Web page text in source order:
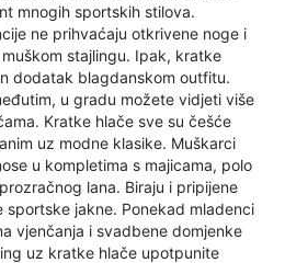
mnogih sportskih stilova.
ne prihvaćaju otkrivene noge i
stajlingu. Ipak, kratke
dodatak blagdanskom outfitu.
u gradu možete vidjeti više
Kratke hlače sve su češće
uz modne klasike. Muškarci
u kompletima s majicama, polo
lana. Biraju i pripijene
sportske jakne. Ponekad mladenci
vjenčanja i svadbene domjenke
uz kratke hlače upotpunite